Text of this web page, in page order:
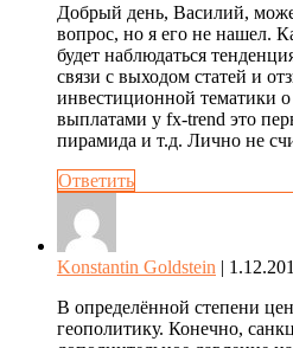
Добрый день, Василий,
вопрос, но я его не нашел.
будет наблюдаться
связи с выходом статей и
инвестиционной тематики о
выплатами у fx-trend это
пирамида и т.д. Лично не
Ответить
Konstantin Goldstein |
В определённой степени
геополитику. Конечно,